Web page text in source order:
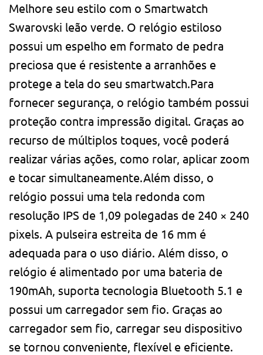
Melhore seu estilo com o Smartwatch
Swarovski leão verde. O relógio estiloso
possui um espelho em formato de pedra
preciosa que é resistente a arranhões e
protege a tela do seu smartwatch.Para
fornecer segurança, o relógio também possui
proteção contra impressão digital. Graças ao
recurso de múltiplos toques, você poderá
realizar várias ações, como rolar, aplicar zoom
e tocar simultaneamente.Além disso, o
relógio possui uma tela redonda com
resolução IPS de 1,09 polegadas de 240 × 240
pixels. A pulseira estreita de 16 mm é
adequada para o uso diário. Além disso, o
relógio é alimentado por uma bateria de
190mAh, suporta tecnologia Bluetooth 5.1 e
possui um carregador sem fio. Graças ao
carregador sem fio, carregar seu dispositivo
se tornou conveniente, flexível e eficiente.